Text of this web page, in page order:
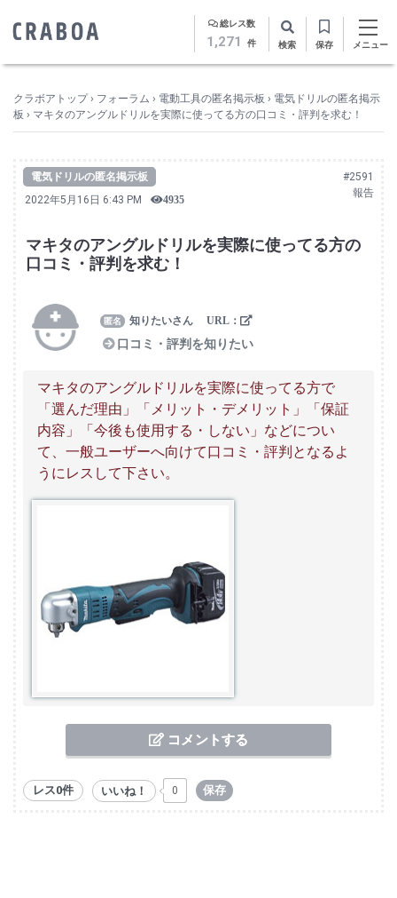
総レス数
1,271 件 検索 保存 メニュー
クラボアトップ › フォーラム › 電動工具の匿名掲示板 › 電気ドリルの匿名掲示
板 › マキタのアングルドリルを実際に使ってる方の口コミ・評判を求む！
電気ドリルの匿名掲示板
#2591
報告
2022年5月16日 6:43 PM 4935
マキタのアングルドリルを実際に使ってる方の
口コミ・評判を求む！
知りたいさん
口コミ・評判を知りたい
マキタのアングルドリルを実際に使ってる方で
「選んだ理由」「メリット・デメリット」「保証
内容」「今後も使用する・しない」などについ
て、一般ユーザーへ向けて口コミ・評判となるよ
うにレスして下さい。
コメントする
レス0件 いいね！ 0 保存